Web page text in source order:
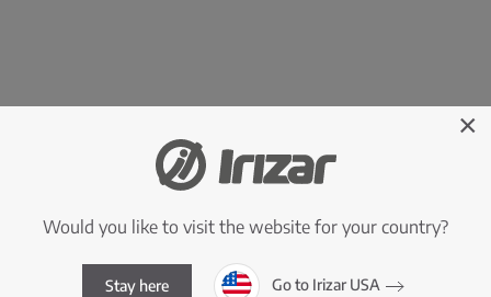
×
Would you like to visit the website for your country?
Stay here Go to Irizar USA